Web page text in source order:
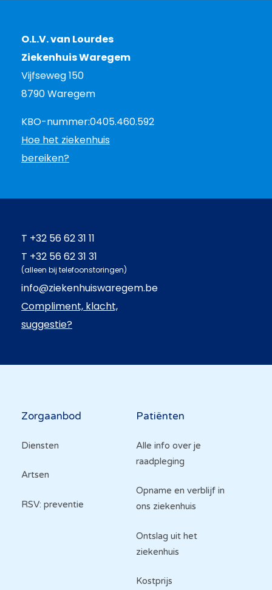
O.L.V. van Lourdes
Ziekenhuis Waregem
Vijfseweg 150
8790 Waregem
KBO-nummer:0405.460.592
Hoe het ziekenhuis
bereiken?
T +32 56 62 31 11
T +32 56 62 31 31
(alleen bij telefoonstoringen)
info@ziekenhuiswaregem.be
Compliment, klacht,
suggestie?
Hoofdnavigatie
Zorgaanbod
Diensten
Artsen
RSV: preventie
Patiënten
Alle info over je
raadpleging
Opname en verblijf in
ons ziekenhuis
Ontslag uit het
ziekenhuis
Kostprijs